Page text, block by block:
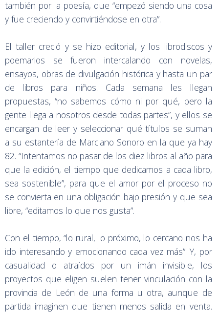
también por la poesía, que “empezó siendo una cosa
y fue creciendo y convirtiéndose en otra”.
El taller creció y se hizo editorial, y los librodiscos y
poemarios se fueron intercalando con novelas,
ensayos, obras de divulgación histórica y hasta un par
de libros para niños. Cada semana les llegan
propuestas, “no sabemos cómo ni por qué, pero la
gente llega a nosotros desde todas partes”, y ellos se
encargan de leer y seleccionar qué títulos se suman
a su estantería de Marciano Sonoro en la que ya hay
82. “Intentamos no pasar de los diez libros al año para
que la edición, el tiempo que dedicamos a cada libro,
sea sostenible”, para que el amor por el proceso no
se convierta en una obligación bajo presión y que sea
libre, “editamos lo que nos gusta”.
Con el tiempo, “lo rural, lo próximo, lo cercano nos ha
ido interesando y emocionando cada vez más”. Y, por
casualidad o atraídos por un imán invisible, los
proyectos que eligen suelen tener vinculación con la
provincia de León de una forma u otra, aunque de
partida imaginen que tienen menos salida en venta.